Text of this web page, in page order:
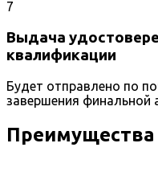
7
Выдача
квалификации
Будет отправлено по
завершения финальной